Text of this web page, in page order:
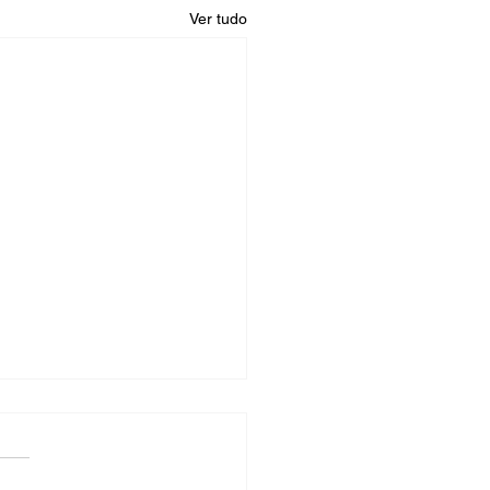
Ver tudo